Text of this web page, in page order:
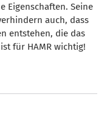
Eigenschaften. Seine
auch, dass
entstehen, die das
für HAMR wichtig!